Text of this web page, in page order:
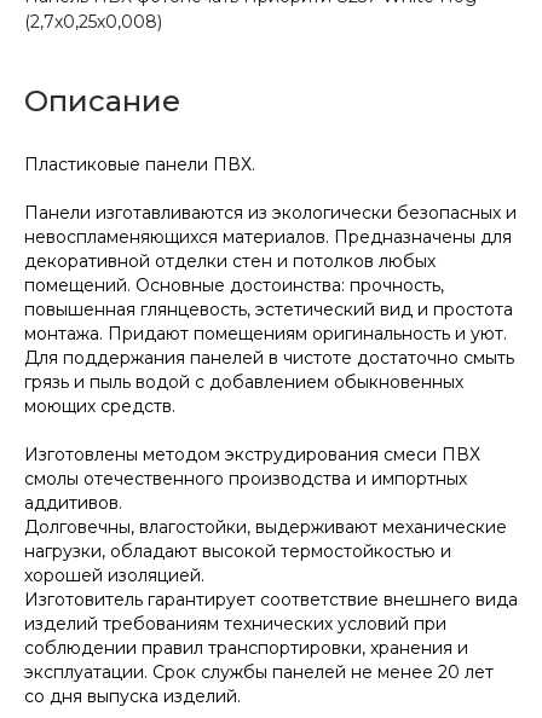
(2,7х0,25х0,008)
Описание
Пластиковые панели ПВХ.
Панели изготавливаются из экологически безопасных и
невоспламеняющихся материалов. Предназначены для
декоративной отделки стен и потолков любых
помещений. Основные достоинства: прочность,
повышенная глянцевость, эстетический вид и простота
монтажа. Придают помещениям оригинальность и уют.
Для поддержания панелей в чистоте достаточно смыть
грязь и пыль водой с добавлением обыкновенных
моющих средств.
Изготовлены методом экструдирования смеси ПВХ
смолы отечественного производства и импортных
аддитивов.
Долговечны, влагостойки, выдерживают механические
нагрузки, обладают высокой термостойкостью и
хорошей изоляцией.
Изготовитель гарантирует соответствие внешнего вида
изделий требованиям технических условий при
соблюдении правил транспортировки, хранения и
эксплуатации. Срок службы панелей не менее 20 лет
со дня выпуска изделий.